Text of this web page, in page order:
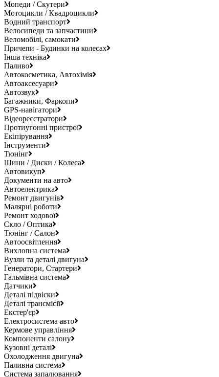
Мопеди / Скутери
Мотоцикли / Квадроцикли
Водний транспорт
Велосипеди та запчастини
Веломобілі, самокати
Причепи - Будинки на колесах
Інша техніка
Паливо
Автокосметика, Автохімія
Автоаксесуари
Автозвук
Багажники, Фаркопи
GPS-навігатори
Відеореєстратори
Протиугонні пристрої
Екіпірування
Інструменти
Тюнінг
Шини / Диски / Колеса
Автовикуп
Документи на авто
Автоелектрика
Ремонт двигунів
Малярні роботи
Ремонт ходової
Скло / Оптика
Тюнінг / Салон
Автоосвітлення
Вихлопна система
Вузли та деталі двигуна
Генератори, Стартери
Гальмівна система
Датчики
Деталі підвіски
Деталі трансмісії
Екстер'єр
Електросистема авто
Кермове управління
Компоненти салону
Кузовні деталі
Охолодження двигуна
Паливна система
Система запалювання